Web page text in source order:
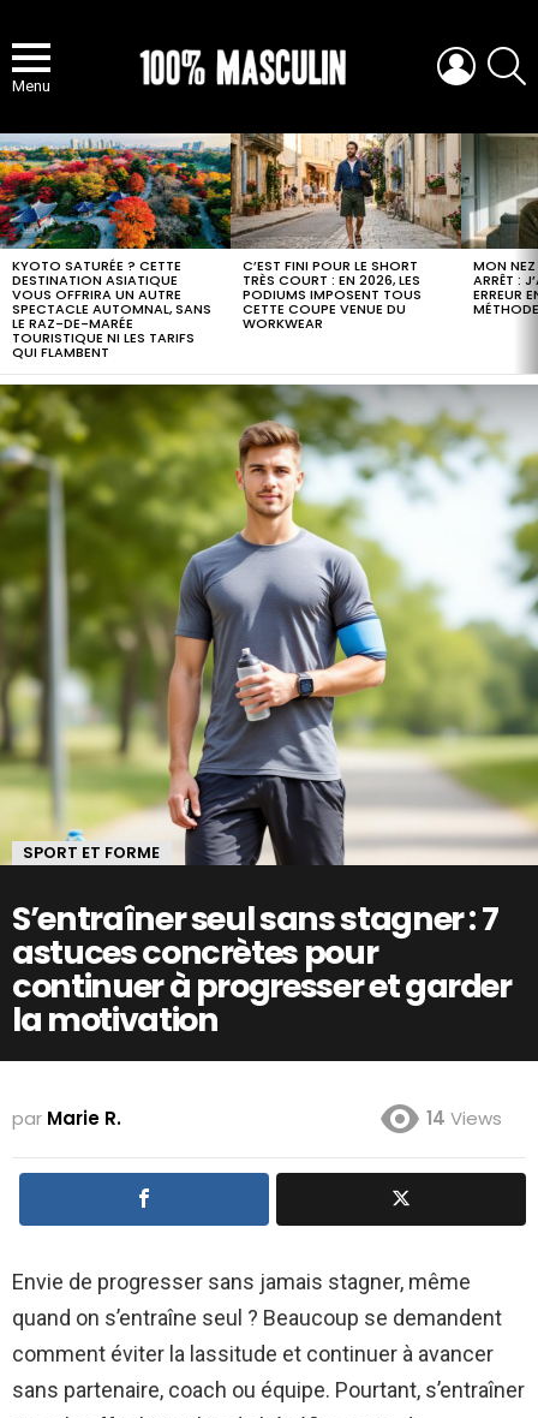
Menu
LOGIN
MOST
VIEWED
STORIES
KYOTO SATURÉE ? CETTE
DESTINATION ASIATIQUE
VOUS OFFRIRA UN AUTRE
SPECTACLE AUTOMNAL, SANS
LE RAZ-DE-MARÉE
TOURISTIQUE NI LES TARIFS
QUI FLAMBENT
C’EST FINI POUR LE SHORT
TRÈS COURT : EN 2026, LES
PODIUMS IMPOSENT TOUS
CETTE COUPE VENUE DU
WORKWEAR
MON
ARRÊT :
ERREUR
SPORT ET FORME
S’entraîner seul sans stagner : 7
astuces concrètes pour
continuer à progresser et garder
la motivation
par Marie R. 14 Views
Envie de progresser sans jamais stagner, même
quand on s’entraîne seul ? Beaucoup se demandent
comment éviter la lassitude et continuer à avancer
sans partenaire, coach ou équipe. Pourtant, s’entraîner